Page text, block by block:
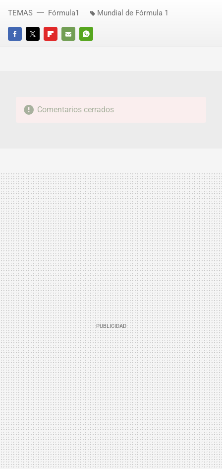
FACEBOOKTWITTERFLIPBOARD
E-
WHATSAPP
TEMAS Fórmula1 Mundial de Fórmula 1
Comentarios cerrados